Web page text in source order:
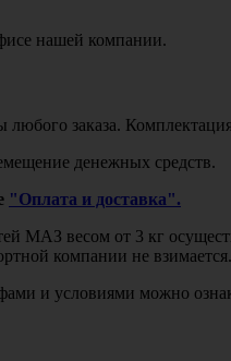
нашей компании.
заказа.
денежных средств.
"Оплата и доставка".
МАЗ весом от 3 кг
компании не взимается.
и условиями можно